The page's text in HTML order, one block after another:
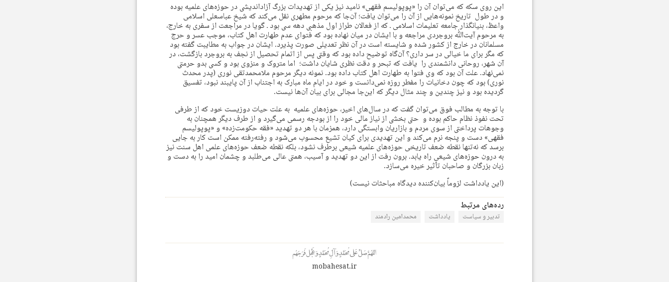
این روی سکه که می‌توان آن را «پوپولیسم فقهی» نامید نیز یکی از تهدیدات بزرگ آزاداندیشی در حوزه‌های علمیه بوده
و در طول تاریخ نمونه‌هایی از آن را می‌توان یافت؛ آن‌جا که مرحوم مطهری نقل می‌کند که شیخ عباسعلی اسلامی
واعظ، بنیانگذار جامعه تعلیمات اسلامی ـ که از فعالان طراز اول مذهبی دهه سی بود ـ گویا در مراجعت از سفری به خارج،
به مرحوم آیت‌ﷲ بروجردی مراجعه و با ایشان در میان نهاده بود که فتوای عدم طهارت اهل کتاب، موجب عسر و حرج
مسلمانان در خارج از کشور شده و شایسته است در آن نظر تعدیلی صورت پذیرد. ایشان در جواب به مطایبت گفته بود
که مگر برای ما خیالی در سر داری؟ آن‌گاه توضیح داده بود که وقتی پس از اتمام تحصیل از نجف به بروجرد بازگشت، در
آن شهر، روحانی دانشمندی را یافت که تبحر و دقت نظری شایان داشت؛ اما متروک و منزوی بود و کسی بدو حرمتی
نمی‌نهاد. علت آن بود که وی فتوا به طهارت اهل کتاب داده بود. نمونه دیگر مرحوم ملامحمدتقی نوری (پدر محدث
نوری) بود که چون دخانیات را مفطر روزه نمی‌دانست و خود در ایام ماه مبارک به اجتناب از آن پایبند نبود، تفسیق
گردیده بود و نیز چندین و چند مثال دیگر که این‌جا مجالی برای بیان آن‌ها نیست.
با توجه به مطالب فوق می‌توان گفت که در سال‌های اخیر، حوزه‌های علمیه به علت حیات دوزیست خود که از طرفی
تحت نفوذ نظام حاکم بوده و حتی بخشی از نیاز مالی خود را از بودجه رسمی می‌گیرد و از طرف دیگر همچنان به
وجوهات پرداختی از سوی مردم و بازاریان وابستگی دارد، همزمان با هر دو تهدید «فقه حکومت‌زده» و «پوپولیسم
فقهی» دست و پنجه نرم می‌کند و این تهدیدی برای کیان تشیع محسوب می‌شود و رفته‌رفته ممکن است کار به جایی
برسد که نه‌تنها نقطه ضعف تاریخی حوزه‌های علمیه شیعی برطرف نشود، بلکه نقطه ضعف حوزه‌های علمی اهل سنت نیز
به درون حوزه‌های شیعی راه یابد. برون رفت از این دو تهدید و آسیب، همتی عالی می‌طلبد و چشمان امید را به دست و
زبان بزرگان و صاحبان تأثیر خیره می‌سازد.
(این یادداشت لزوماً بیان‌کننده دیدگاه مباحثات نیست)
رده‌های مرتبط
تدبیر و سیاست یادداشت محمدامین رادمند
mobahesat.ir